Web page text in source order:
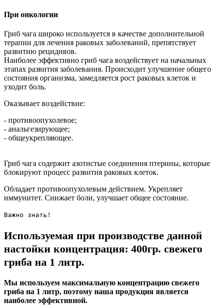
При онкологии
Гриб чага широко используется в качестве дополнительной
терапии для лечения раковых заболеваний, препятствует
развитию рецидивов.
Наиболее эффективно гриб чага воздействует на начальных
этапах развития заболевания. Происходит улучшение общего
состояния организма, замедляется рост раковых клеток и
уходит боль.
Оказывает воздействие:
- противоопухолевое;
- анальгезирующее;
- общеукрепляющее.
Гриб чага содержит азотистые соединения птерины, которые
блокируют процесс развития раковых клеток.
Обладает противоопухолевым действием. Укрепляет
иммунитет. Снижает боли, улучшает общее состояние.
Важно знать!
Используемая при производстве данной
настойки концентрация: 400гр. свежего
гриба на 1 литр.
Мы используем максимальную концентрацию свежего
гриба на 1 литр, поэтому наша продукция является
наиболее эффективной.